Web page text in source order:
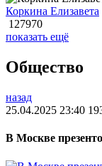
Коркина Елизавета
127970
показать ещё
Общество
назад
25.04.2025 23:40
В Москве